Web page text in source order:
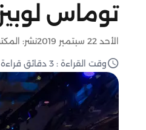
توماس
الأحد 22 سبتمبر 2019 نشر:
وقت القراءة : 3 دقائق قراءة